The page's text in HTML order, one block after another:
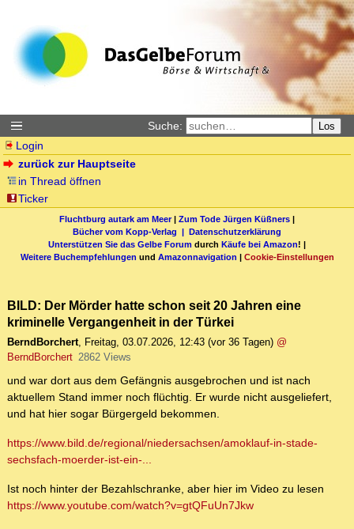
Suche: Los
Login
zurück zur Hauptseite
in Thread öffnen
Ticker
Fluchtburg autark am Meer| Zum Tode Jürgen Küßners |
Bücher vom Kopp-Verlag | Datenschutzerklärung
Unterstützen Sie das Gelbe Forum durch Käufe bei Amazon! |
Weitere Buchempfehlungen und Amazonnavigation | Cookie-Einstellungen
BILD: Der Mörder hatte schon seit 20 Jahren eine
kriminelle Vergangenheit in der Türkei
BerndBorchert, Freitag, 03.07.2026, 12:43 (vor 36 Tagen) @
BerndBorchert 2862 Views
und war dort aus dem Gefängnis ausgebrochen und ist nach
aktuellem Stand immer noch flüchtig. Er wurde nicht ausgeliefert,
und hat hier sogar Bürgergeld bekommen.
https://www.bild.de/regional/niedersachsen/amoklauf-in-stade-
sechsfach-moerder-ist-ein-...
Ist noch hinter der Bezahlschranke, aber hier im Video zu lesen
https://www.youtube.com/watch?v=gtQFuUn7Jkw